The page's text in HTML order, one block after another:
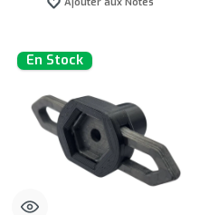
En Stock